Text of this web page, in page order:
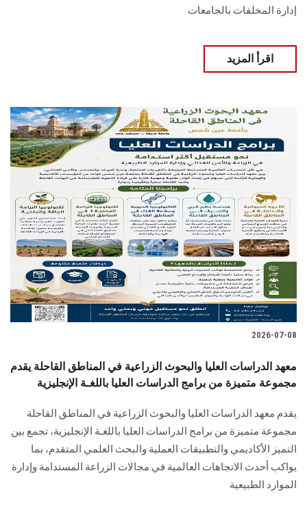
إدارة المخلفات بالجامعات
اقرأ المزيد
2026-07-08
معهد الدراسات العليا والبحوث الزراعية في المناطق القاحلة يقدم
مجموعة متميزة من برامج الدراسات العليا باللغـة الإنجليزية
يقدم معهد الدراسات العليا والبحوث الزراعية في المناطق القاحلة
مجموعة متميزة من برامج الدراسات العليا باللغـة الإنجليزية، تجمع بين
التميز الأكاديمي والتطبيقات العملية والبحث العلمي المتقدم، بما
يواكب أحدث الاتجاهات العالمية في مجالات الزراعة المستدامة وإدارة
الموارد الطبيعية